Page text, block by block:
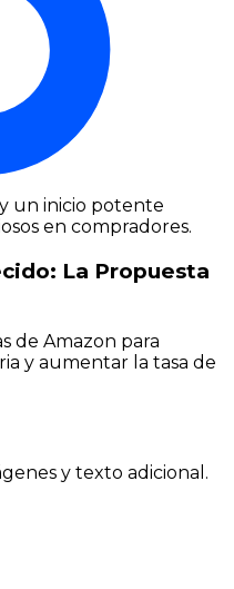
un inicio potente
en compradores.
La Propuesta
de Amazon para
y aumentar la tasa de
y texto adicional.